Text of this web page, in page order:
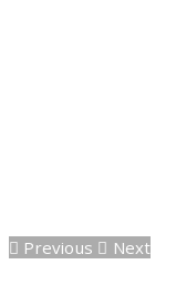
Previous Next